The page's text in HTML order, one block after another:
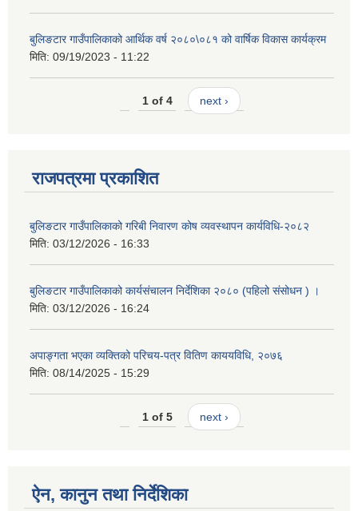
बुलिङटार गाउँपालिकाको आर्थिक वर्ष २०८०\०८१ को वार्षिक विकास कार्यक्रम
मिति: 09/19/2023 - 11:22
1 of 4 next ›
राजपत्रमा प्रकाशित
बुलिङटार गाउँपालिकाको गरिबी निवारण कोष व्यवस्थापन कार्यविधि-२०८२
मिति: 03/12/2026 - 16:33
बुलिङटार गाउँपालिकाको कार्यसंचालन निर्देशिका २०८० (पहिलो संसोधन ) ।
मिति: 03/12/2026 - 16:24
अपाङ्गता भएका व्यक्तिको परिचय-पत्र वितिण काययविधि, २०७६
मिति: 08/14/2025 - 15:29
1 of 5 next ›
ऐन, कानुन तथा निर्देशिका